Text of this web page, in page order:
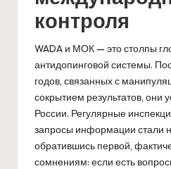
контроля
WADA и МОК — это столпы
антидопинговой системы.
годов, связанных с
сокрытием результатов, они
России. Регулярные
запросы информации стали
обратившись первой,
сомнениям: если есть